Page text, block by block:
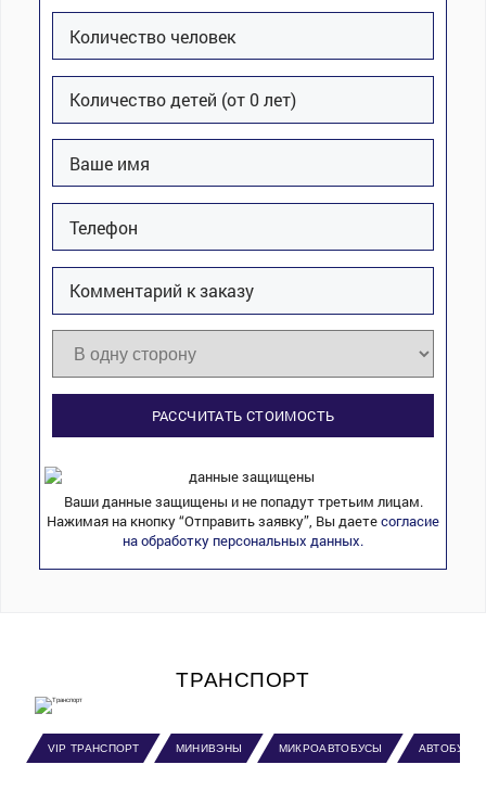
РАССЧИТАТЬ СТОИМОСТЬ
Ваши данные защищены и не попадут третьим лицам.
Нажимая на кнопку “Отправить заявку”, Вы даетесогласие
на обработку персональных данных.
ТРАНСПОРТ
VIP ТРАНСПОРТ МИНИВЭНЫ МИКРОАВТОБУСЫ АВТОБУСЫ